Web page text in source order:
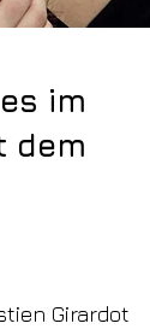
im
dem
Girardot